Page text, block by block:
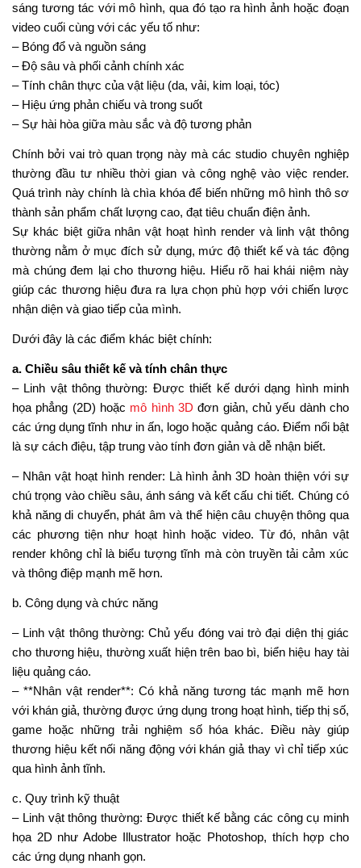
sáng tương tác với mô hình, qua đó tạo ra hình ảnh hoặc đoạn
video cuối cùng với các yếu tố như:
– Bóng đổ và nguồn sáng
– Độ sâu và phối cảnh chính xác
– Tính chân thực của vật liệu (da, vải, kim loại, tóc)
– Hiệu ứng phản chiếu và trong suốt
– Sự hài hòa giữa màu sắc và độ tương phản
Chính bởi vai trò quan trọng này mà các studio chuyên nghiệp
thường đầu tư nhiều thời gian và công nghệ vào việc render.
Quá trình này chính là chìa khóa để biến những mô hình thô sơ
thành sản phẩm chất lượng cao, đạt tiêu chuẩn điện ảnh.
Sự khác biệt giữa nhân vật hoạt hình render và linh vật thông
thường nằm ở mục đích sử dụng, mức độ thiết kế và tác động
mà chúng đem lại cho thương hiệu. Hiểu rõ hai khái niệm này
giúp các thương hiệu đưa ra lựa chọn phù hợp với chiến lược
nhận diện và giao tiếp của mình.
Dưới đây là các điểm khác biệt chính:
a. Chiều sâu thiết kế và tính chân thực
– Linh vật thông thường: Được thiết kế dưới dạng hình minh
họa phẳng (2D) hoặc mô hình 3D đơn giản, chủ yếu dành cho
các ứng dụng tĩnh như in ấn, logo hoặc quảng cáo. Điểm nổi bật
là sự cách điệu, tập trung vào tính đơn giản và dễ nhận biết.
– Nhân vật hoạt hình render: Là hình ảnh 3D hoàn thiện với sự
chú trọng vào chiều sâu, ánh sáng và kết cấu chi tiết. Chúng có
khả năng di chuyển, phát âm và thể hiện câu chuyện thông qua
các phương tiện như hoạt hình hoặc video. Từ đó, nhân vật
render không chỉ là biểu tượng tĩnh mà còn truyền tải cảm xúc
và thông điệp mạnh mẽ hơn.
b. Công dụng và chức năng
– Linh vật thông thường: Chủ yếu đóng vai trò đại diện thị giác
cho thương hiệu, thường xuất hiện trên bao bì, biển hiệu hay tài
liệu quảng cáo.
– **Nhân vật render**: Có khả năng tương tác mạnh mẽ hơn
với khán giả, thường được ứng dụng trong hoạt hình, tiếp thị số,
game hoặc những trải nghiệm số hóa khác. Điều này giúp
thương hiệu kết nối năng động với khán giả thay vì chỉ tiếp xúc
qua hình ảnh tĩnh.
c. Quy trình kỹ thuật
– Linh vật thông thường: Được thiết kế bằng các công cụ minh
họa 2D như Adobe Illustrator hoặc Photoshop, thích hợp cho
các ứng dụng nhanh gọn.